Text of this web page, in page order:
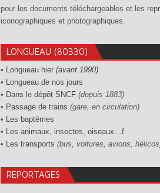
pour les documents téléchargeables et les
iconographiques et photographiques.
LONGUEAU (80330)
• Longueau hier (avant 1990)
• Longueau de nos jours
• Dans le dépôt SNCF (depuis 1883)
• Passage de trains (gare, en circulation)
• Les baptêmes
• Les animaux, insectes, oiseaux…f
• Les transports (bus, voitures, avions,
REPORTAGES